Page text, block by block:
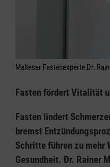
Malteser Fastenexperte Dr.
Fasten fördert Vitalität
Fasten lindert
bremst
Schritte führen zu mehr
Gesundheit. Dr. Rainer